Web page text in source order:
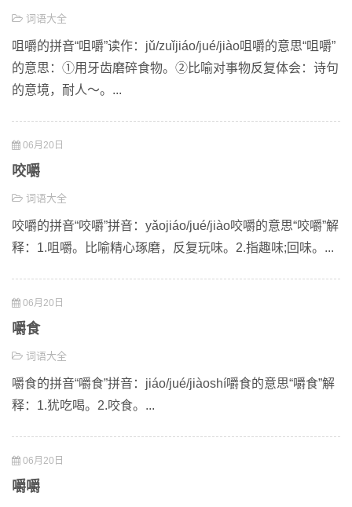
词语大全
咀嚼的拼音“咀嚼”读作：jǔ/zuǐjiáo/jué/jiào咀嚼的意思“咀嚼”
的意思：①用牙齿磨碎食物。②比喻对事物反复体会：诗句
的意境，耐人～。...
06月20日
咬嚼
词语大全
咬嚼的拼音“咬嚼”拼音：yǎojiáo/jué/jiào咬嚼的意思“咬嚼”解
释：1.咀嚼。比喻精心琢磨，反复玩味。2.指趣味;回味。...
06月20日
嚼食
词语大全
嚼食的拼音“嚼食”拼音：jiáo/jué/jiàoshí嚼食的意思“嚼食”解
释：1.犹吃喝。2.咬食。...
06月20日
嚼嚼